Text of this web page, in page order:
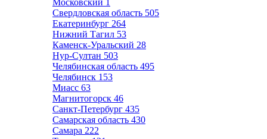
Московский 1
Свердловская область 505
Екатеринбург 264
Нижний Тагил 53
Каменск-Уральский 28
Нур-Султан 503
Челябинская область 495
Челябинск 153
Миасс 63
Магнитогорск 46
Санкт-Петербург 435
Самарская область 430
Самара 222